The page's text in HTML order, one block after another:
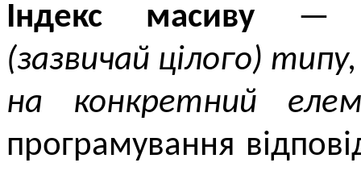
Індекс масиву
(зазвичай цілого)
на конкретний
програмування